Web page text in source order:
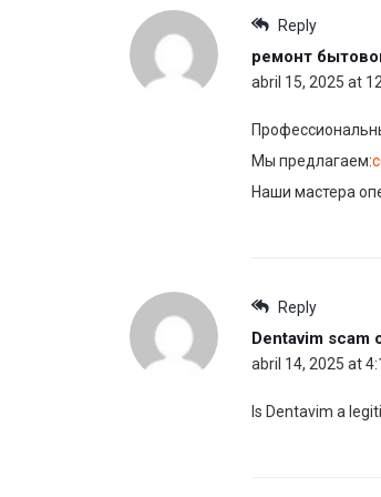
Reply
ремонт
abril 15, 2025 at
Мы предлагаем:
Наши мастера
Reply
Dentavim scam
abril 14, 2025 at
Is Dentavim a